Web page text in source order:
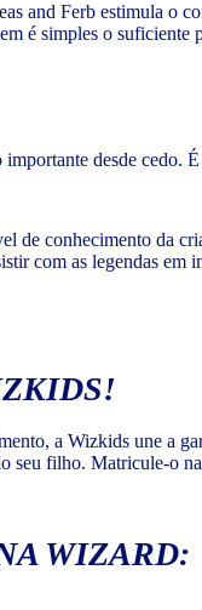
and Ferb estimula o
é simples o suficiente
desde cedo.
de conhecimento da
com as legendas em
a Wizkids une a
seu filho. Matricule-o
WIZARD: